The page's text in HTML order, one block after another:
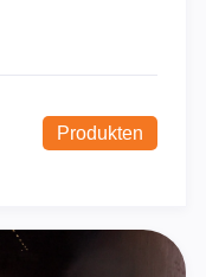
Produkten